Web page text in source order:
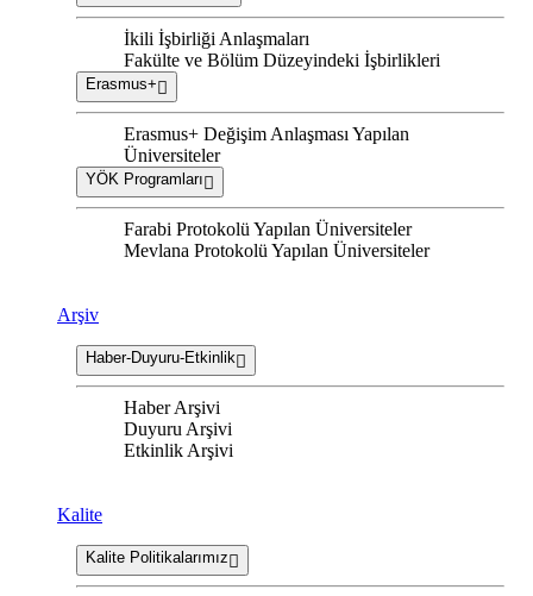
İkili İşbirliği Anlaşmaları
Fakülte ve Bölüm Düzeyindeki İşbirlikleri
Erasmus+
Erasmus+ Değişim Anlaşması Yapılan
Üniversiteler
YÖK Programları
Farabi Protokolü Yapılan Üniversiteler
Mevlana Protokolü Yapılan Üniversiteler
Arşiv
Haber-Duyuru-Etkinlik
Haber Arşivi
Duyuru Arşivi
Etkinlik Arşivi
Kalite
Kalite Politikalarımız